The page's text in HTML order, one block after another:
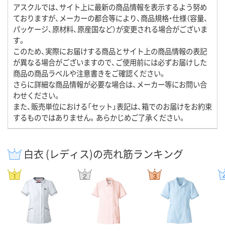
アスクルでは、サイト上に最新の商品情報を表示するよう努め
ておりますが、メーカーの都合等により、商品規格・仕様（容量、
パッケージ、原材料、原産国など）が変更される場合がございま
す。
このため、実際にお届けする商品とサイト上の商品情報の表記
が異なる場合がございますので、ご使用前には必ずお届けした
商品の商品ラベルや注意書きをご確認ください。
さらに詳細な商品情報が必要な場合は、メーカー等にお問い合
わせください。
また、販売単位における「セット」表記は、箱でのお届けをお約束
するものではありません。あらかじめご了承ください。
白衣 (レディス)の売れ筋ランキング